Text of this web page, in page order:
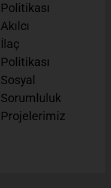
Politikası
Akılcı
İlaç
Politikası
Sosyal
Sorumluluk
Projelerimiz